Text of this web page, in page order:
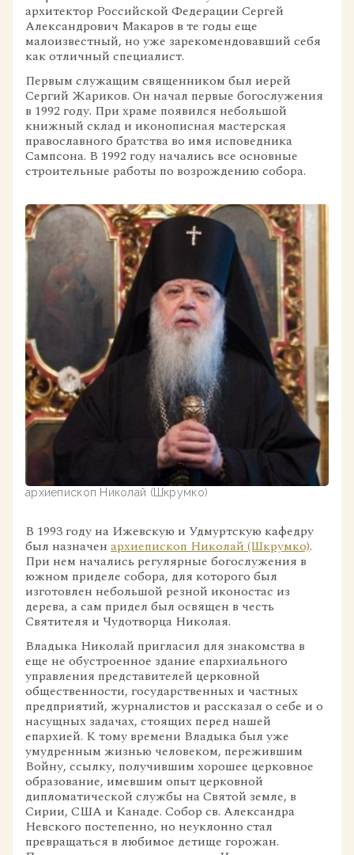
архитектор Российской Федерации Сергей
Александрович Макаров в те годы еще
малоизвестный, но уже зарекомендовавший себя
как отличный специалист.
Первым служащим священником был иерей
Сергий Жариков. Он начал первые богослужения
в 1992 году. При храме появился небольшой
книжный склад и иконописная мастерская
православного братства во имя исповедника
Сампсона. В 1992 году начались все основные
строительные работы по возрождению собора.
архиепископ Николай (Шкрумко)
В 1993 году на Ижевскую и Удмуртскую кафедру
был назначен архиепископ Николай (Шкрумко).
При нем начались регулярные богослужения в
южном приделе собора, для которого был
изготовлен небольшой резной иконостас из
дерева, а сам придел был освящен в честь
Святителя и Чудотворца Николая.
Владыка Николай пригласил для знакомства в
еще не обустроенное здание епархиального
управления представителей церковной
общественности, государственных и частных
предприятий, журналистов и рассказал о себе и о
насущных задачах, стоящих перед нашей
епархией. К тому времени Владыка был уже
умудренным жизнью человеком, пережившим
Войну, ссылку, получившим хорошее церковное
образование, имевшим опыт церковной
дипломатической службы на Святой земле, в
Сирии, США и Канаде. Собор св. Александра
Невского постепенно, но неуклонно стал
превращаться в любимое детище горожан.